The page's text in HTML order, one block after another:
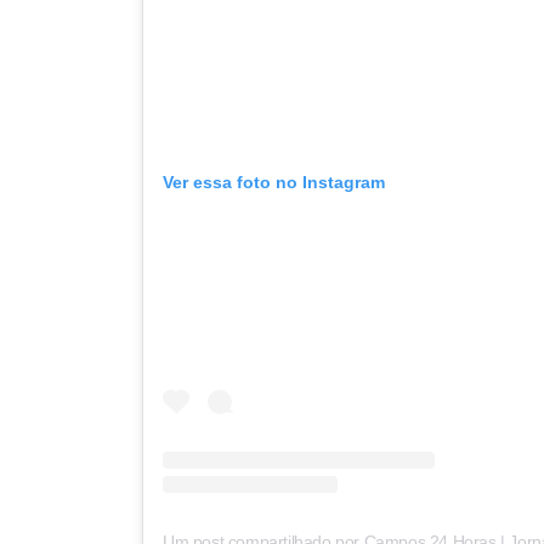
Ver essa foto no Instagram